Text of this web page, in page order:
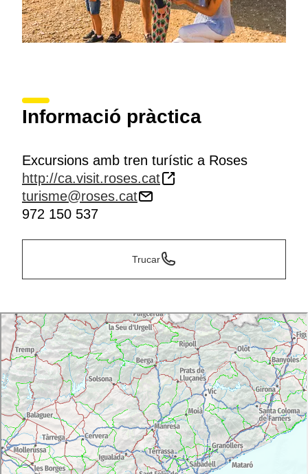
Informació pràctica
Excursions amb tren turístic a Roses
http://ca.visit.roses.cat
turisme@roses.cat
972 150 537
Trucar